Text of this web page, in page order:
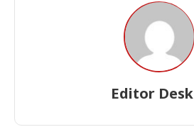
Editor Desk